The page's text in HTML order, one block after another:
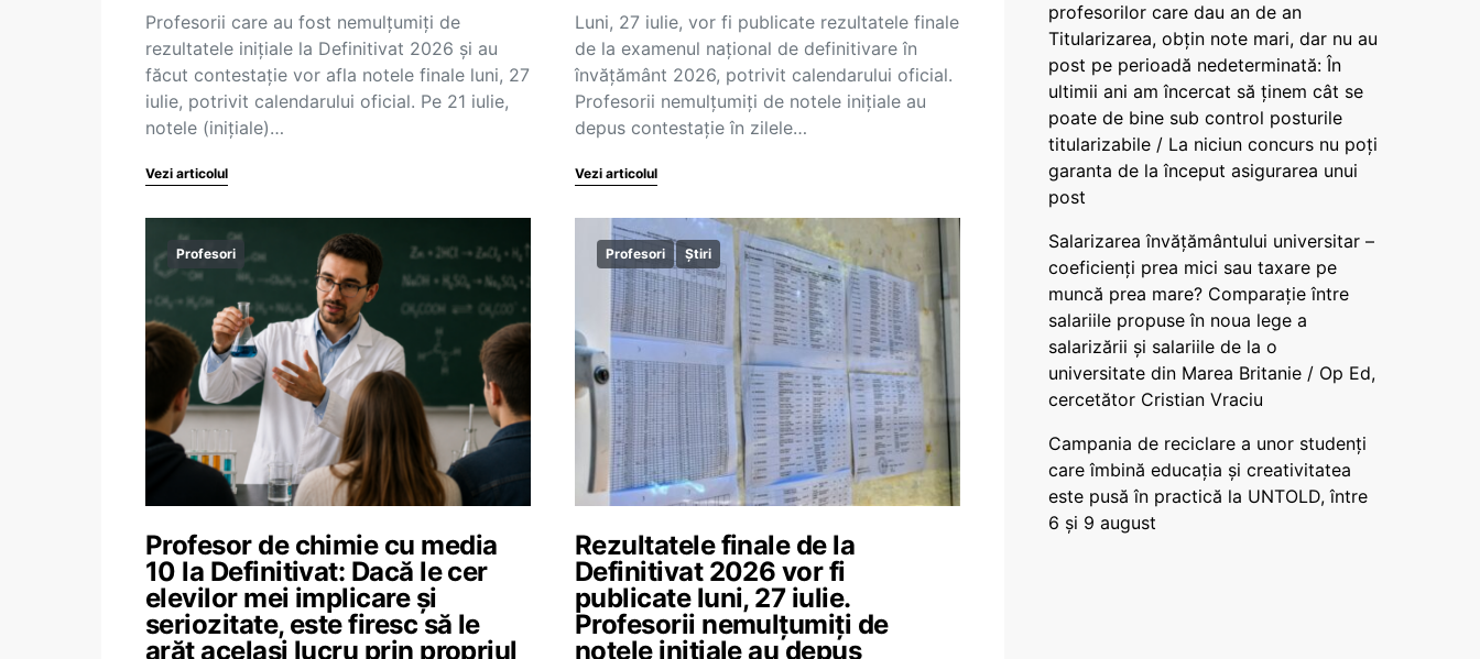
Profesorii care au fost nemulțumiți de
rezultatele inițiale la Definitivat 2026 și au
făcut contestație vor afla notele finale luni, 27
iulie, potrivit calendarului oficial. Pe 21 iulie,
notele (inițiale)…
Vezi articolul
Luni, 27 iulie, vor fi publicate rezultatele finale
de la examenul național de definitivare în
învățământ 2026, potrivit calendarului oficial.
Profesorii nemulțumiți de notele inițiale au
depus contestație în zilele…
Vezi articolul
Profesori
Profesor de chimie cu media
10 la Definitivat: Dacă le cer
elevilor mei implicare și
seriozitate, este firesc să le
arăt același lucru prin propriul
Profesori Știri
Rezultatele finale de la
Definitivat 2026 vor fi
publicate luni, 27 iulie.
Profesorii nemulțumiți de
notele inițiale au depus
profesorilor care dau an de an
Titularizarea, obțin note mari, dar nu au
post pe perioadă nedeterminată: În
ultimii ani am încercat să ținem cât se
poate de bine sub control posturile
titularizabile / La niciun concurs nu poți
garanta de la început asigurarea unui
post
Salarizarea învățământului universitar –
coeficienți prea mici sau taxare pe
muncă prea mare? Comparație între
salariile propuse în noua lege a
salarizării și salariile de la o
universitate din Marea Britanie / Op Ed,
cercetător Cristian Vraciu
Campania de reciclare a unor studenți
care îmbină educația și creativitatea
este pusă în practică la UNTOLD, între
6 și 9 august